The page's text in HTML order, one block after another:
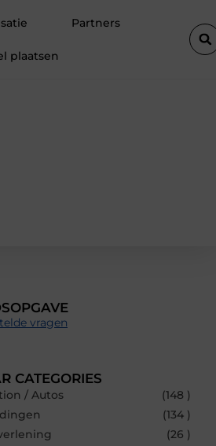
Partners
plaatsen
vragen
CATEGORIES
/ Autos
(148 )
(134 )
(26 )